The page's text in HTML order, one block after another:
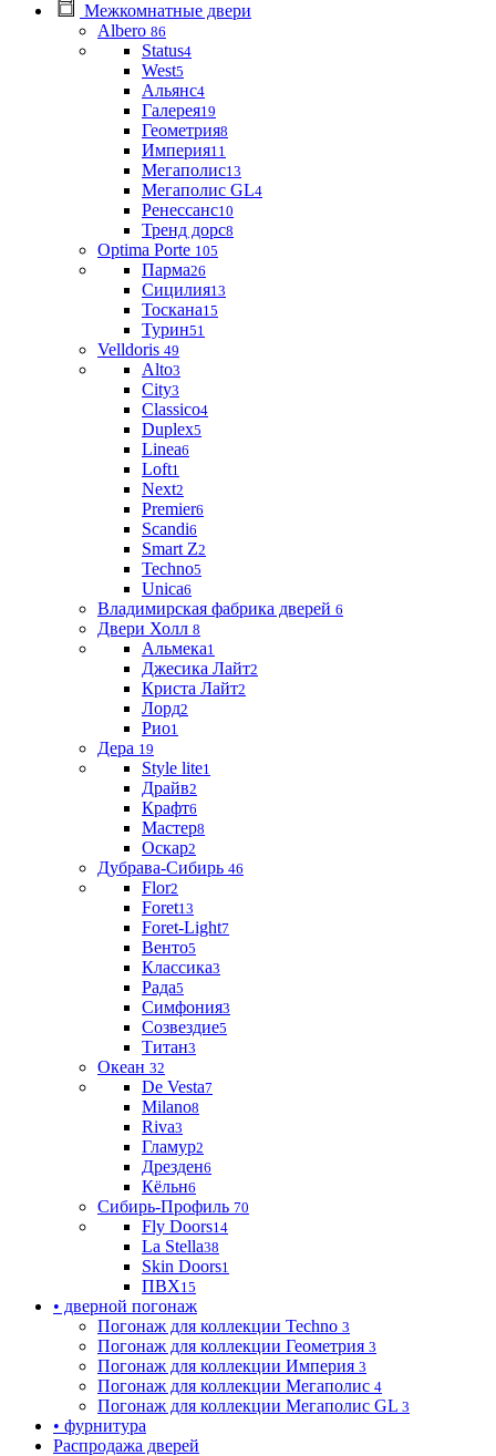
Межкомнатные двери
Albero 86
Status4
West5
Альянс4
Галерея19
Геометрия8
Империя11
Мегаполис13
Мегаполис GL4
Ренессанс10
Тренд дорс8
Optima Porte 105
Парма26
Сицилия13
Тоскана15
Турин51
Velldoris 49
Alto3
City3
Classico4
Duplex5
Linea6
Loft1
Next2
Premier6
Scandi6
Smart Z2
Techno5
Unica6
Владимирская фабрика дверей 6
Двери Холл 8
Альмека1
Джесика Лайт2
Криста Лайт2
Лорд2
Рио1
Дера 19
Style lite1
Драйв2
Крафт6
Мастер8
Оскар2
Дубрава-Сибирь 46
Flor2
Foret13
Foret-Light7
Венто5
Классика3
Рада5
Симфония3
Созвездие5
Титан3
Океан 32
De Vesta7
Milano8
Riva3
Гламур2
Дрезден6
Кёльн6
Сибирь-Профиль 70
Fly Doors14
La Stella38
Skin Doors1
ПВХ15
• дверной погонаж
Погонаж для коллекции Techno 3
Погонаж для коллекции Геометрия 3
Погонаж для коллекции Империя 3
Погонаж для коллекции Мегаполис 4
Погонаж для коллекции Мегаполис GL 3
• фурнитура
Распродажа дверей